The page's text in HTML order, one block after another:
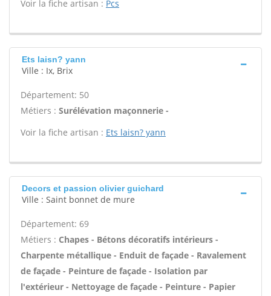
Voir la fiche artisan : Pcs
Ets laisn? yann
Ville : Ix, Brix
Département: 50
Métiers : Surélévation maçonnerie -
Voir la fiche artisan : Ets laisn? yann
Decors et passion olivier guichard
Ville : Saint bonnet de mure
Département: 69
Métiers : Chapes - Bétons décoratifs intérieurs -
Charpente métallique - Enduit de façade - Ravalement
de façade - Peinture de façade - Isolation par
l'extérieur - Nettoyage de façade - Peinture - Papier